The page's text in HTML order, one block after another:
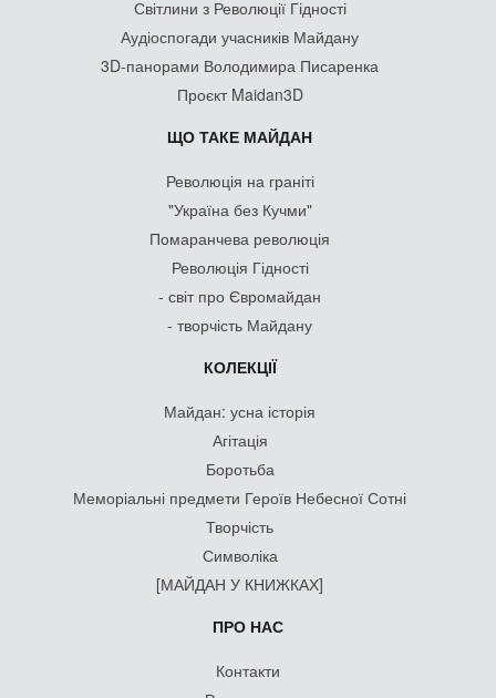
Світлини з Революції Гідності
Аудіоспогади учасників Майдану
3D-панорами Володимира Писаренка
Проєкт Maidan3D
ЩО ТАКЕ МАЙДАН
Революція на граніті
"Україна без Кучми"
Помаранчева революція
Революція Гідності
- світ про Євромайдан
- творчість Майдану
КОЛЕКЦІЇ
Майдан: усна історія
Агітація
Боротьба
Меморіальні предмети Героїв Небесної Сотні
Творчість
Символіка
[МАЙДАН У КНИЖКАХ]
ПРО НАС
Контакти